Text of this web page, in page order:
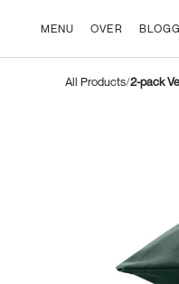
MENU OVER
All Products 2-pack